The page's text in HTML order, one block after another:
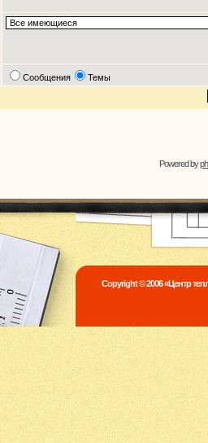
Сообщения Темы
Powered by
Copyright © 2006 «Центр